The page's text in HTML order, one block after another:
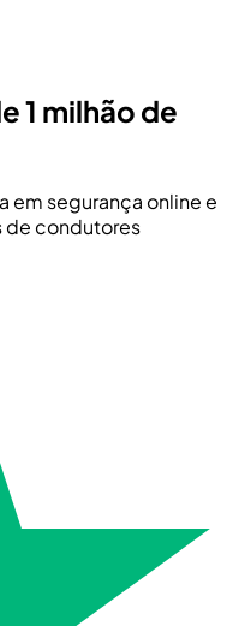
1 milhão de
em segurança online e
de condutores